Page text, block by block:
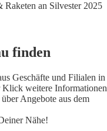
an Silvester 2025
finden
Geschäfte und Filialen in
weitere Informationen
Angebote aus dem
Nähe!